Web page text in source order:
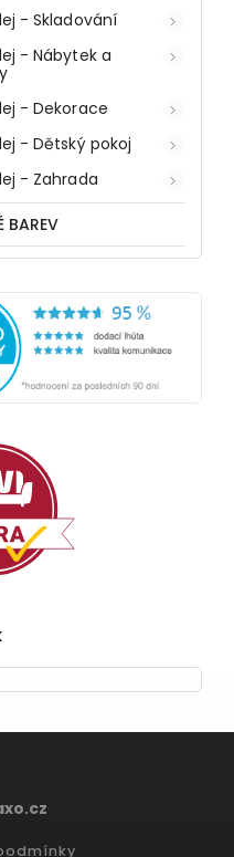
- Skladování
- Nábytek a
- Dekorace
- Dětský pokoj
- Zahrada
BAREV
černá, Wenko
329 Kč